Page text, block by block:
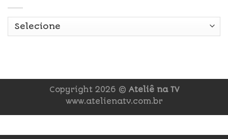
Copyright 2026 © Ateliê na TV
www.atelienatv.com.br